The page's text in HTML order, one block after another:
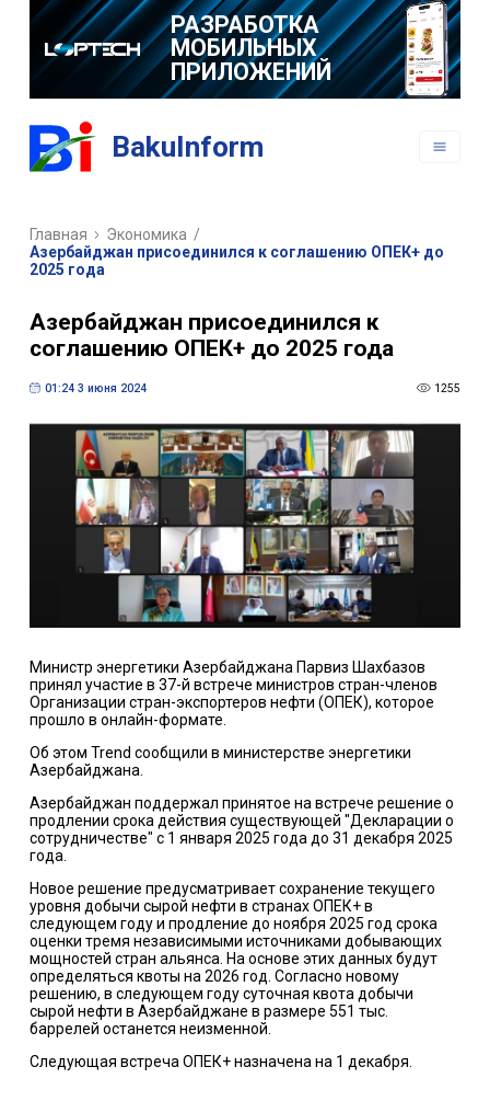
РАЗРАБОТКА
МОБИЛЬНЫХ
ПРИЛОЖЕНИЙ
BakuInform
Главная Экономика /
Азербайджан присоединился к соглашению ОПЕК+ до
2025 года
Азербайджан присоединился к
соглашению ОПЕК+ до 2025 года
01:24 3 июня 2024 1255
Министр энергетики Азербайджана Парвиз Шахбазов
принял участие в 37-й встрече министров стран-членов
Организации стран-экспортеров нефти (ОПЕК), которое
прошло в онлайн-формате.
Об этом Trend сообщили в министерстве энергетики
Азербайджана.
Азербайджан поддержал принятое на встрече решение о
продлении срока действия существующей "Декларации о
сотрудничестве" с 1 января 2025 года до 31 декабря 2025
года.
Новое решение предусматривает сохранение текущего
уровня добычи сырой нефти в странах ОПЕК+ в
следующем году и продление до ноября 2025 год срока
оценки тремя независимыми источниками добывающих
мощностей стран альянса. На основе этих данных будут
определяться квоты на 2026 год. Согласно новому
решению, в следующем году суточная квота добычи
сырой нефти в Азербайджане в размере 551 тыс.
баррелей останется неизменной.
Следующая встреча ОПЕК+ назначена на 1 декабря.